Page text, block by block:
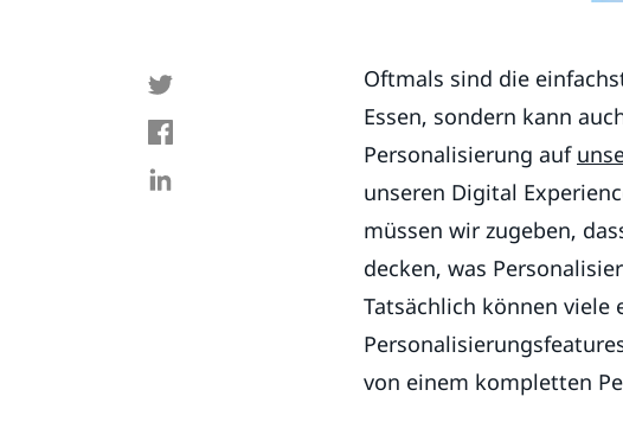
Oftmals sind die
Essen, sondern kann
Personalisierung auf
unseren Digital
müssen wir zugeben,
decken, was
Tatsächlich können viele
von einem kompletten